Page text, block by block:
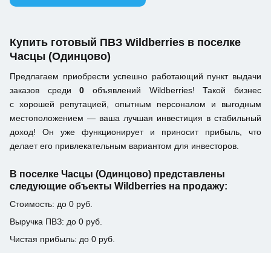
Купить готовый ПВЗ Wildberries в поселке
Часцы (Одинцово)
Предлагаем приобрести успешно работающий пункт выдачи
заказов среди0 объявлений Wildberries! Такой бизнес
с хорошей репутацией, опытным персоналом и выгодным
местоположением — ваша лучшая инвестиция в стабильный
доход! Он уже функционирует и приносит прибыль, что
делает его привлекательным вариантом для инвесторов.
В поселке Часцы (Одинцово) представлены
следующие объекты Wildberries на продажу:
Стоимость: до 0 руб.
Выручка ПВЗ: до 0 руб.
Чистая прибыль: до 0 руб.